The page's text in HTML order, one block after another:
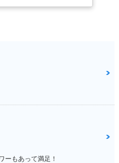
ーもあって満足！